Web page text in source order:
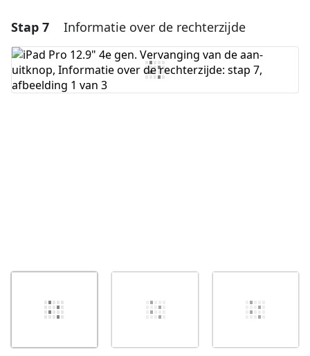
Voeg een opmerking toe
Voeg opmerking toe
Stap 7 Informatie over de rechterzijde